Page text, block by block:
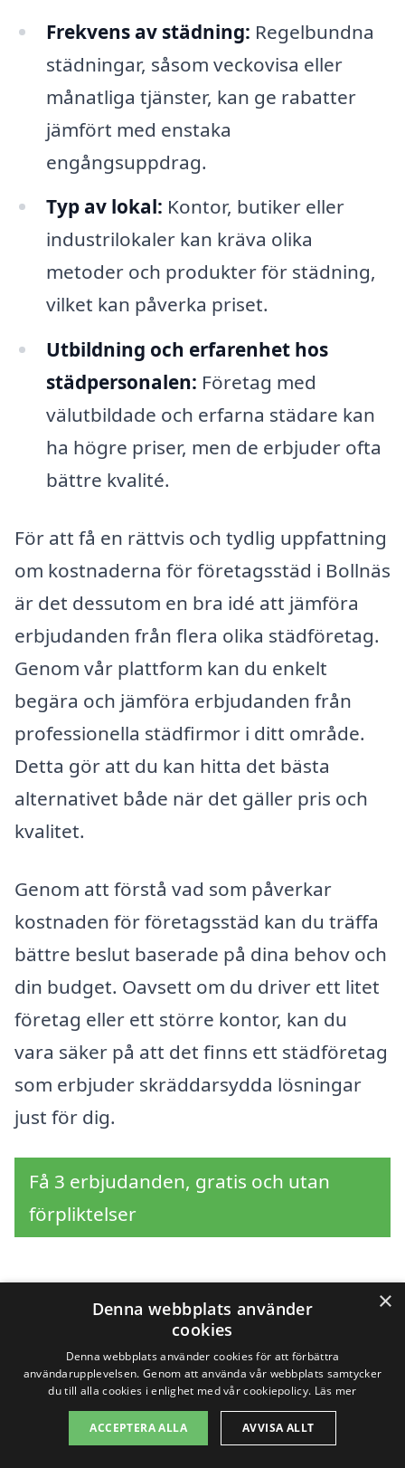
Frekvens av städning: Regelbundna
städningar, såsom veckovisa eller
månatliga tjänster, kan ge rabatter
jämfört med enstaka
engångsuppdrag.
Typ av lokal: Kontor, butiker eller
industrilokaler kan kräva olika
metoder och produkter för städning,
vilket kan påverka priset.
Utbildning och erfarenhet hos
städpersonalen: Företag med
välutbildade och erfarna städare kan
ha högre priser, men de erbjuder ofta
bättre kvalité.
För att få en rättvis och tydlig uppfattning
om kostnaderna för företagsstäd i Bollnäs
är det dessutom en bra idé att jämföra
erbjudanden från flera olika städföretag.
Genom vår plattform kan du enkelt
begära och jämföra erbjudanden från
professionella städfirmor i ditt område.
Detta gör att du kan hitta det bästa
alternativet både när det gäller pris och
kvalitet.
Genom att förstå vad som påverkar
kostnaden för företagsstäd kan du träffa
bättre beslut baserade på dina behov och
din budget. Oavsett om du driver ett litet
företag eller ett större kontor, kan du
vara säker på att det finns ett städföretag
som erbjuder skräddarsydda lösningar
just för dig.
Få 3 erbjudanden, gratis och utan
förpliktelser
Sök efter en
professionell för
företagsstäd i andra
städer nära Bollnäs
×
Denna webbplats använder
cookies
Denna webbplats använder cookies för att förbättra
användarupplevelsen. Genom att använda vår webbplats samtycker
du till alla cookies i enlighet med vår cookiepolicy. Läs mer
ACCEPTERA ALLA AVVISA ALLT